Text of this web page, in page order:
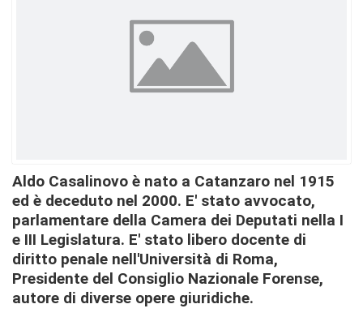
Aldo Casalinovo è nato a Catanzaro nel 1915
ed è deceduto nel 2000. E' stato avvocato,
parlamentare della Camera dei Deputati nella I
e III Legislatura. E' stato libero docente di
diritto penale nell'Università di Roma,
Presidente del Consiglio Nazionale Forense,
autore di diverse opere giuridiche.